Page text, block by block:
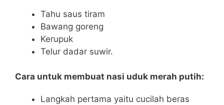
Tahu saus tiram
Bawang goreng
Kerupuk
Telur dadar suwir.
Cara untuk membuat nasi uduk merah putih:
Langkah pertama yaitu cucilah beras